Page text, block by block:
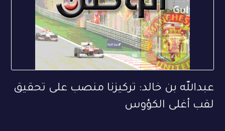
عبدالله بن خالد: تركيزنا منصب على تحقيق
لقب أغلى الكؤوس